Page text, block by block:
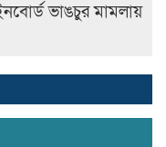
ভাঙচুর মামলায়